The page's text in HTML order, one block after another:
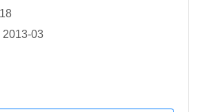
2013-03